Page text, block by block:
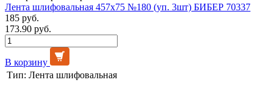
Лента шлифовальная 457х75 №180 (уп. 3шт) БИБЕР 70337
185 руб.
173.90 руб.
В корзину
Тип: Лента шлифовальная